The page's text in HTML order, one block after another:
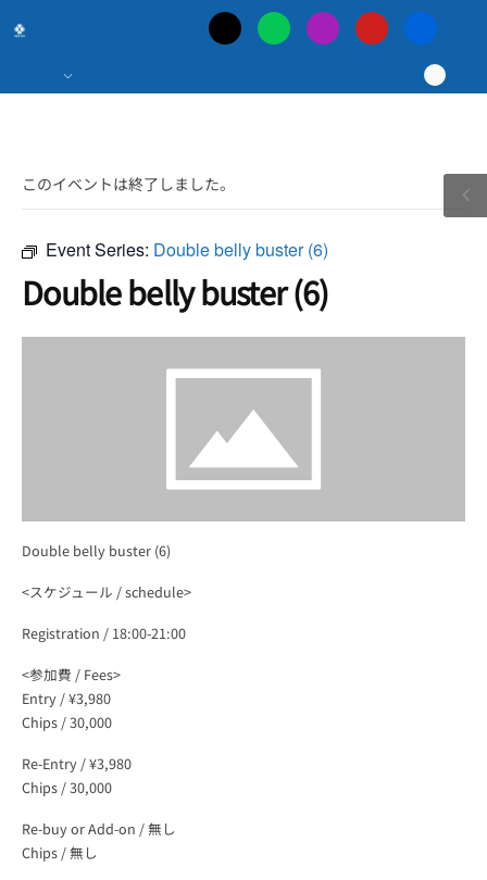
本
大
の
ポ
イ
ベ
ン
ト
JOPT
|
このイベントは終了しました。
Event Series: Double belly buster (6)
Double belly buster (6)
Double belly buster (6)
<スケジュール / schedule>
Registration / 18:00-21:00
<参加費 / Fees>
Entry / ¥3,980
Chips / 30,000
Re-Entry / ¥3,980
Chips / 30,000
Re-buy or Add-on / 無し
Chips / 無し